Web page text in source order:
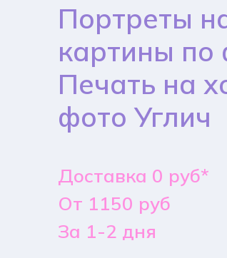
Портреты
картины по
Печать на
фото Углич
Доставка 0 руб*
От 1150 руб
За 1-2 дня